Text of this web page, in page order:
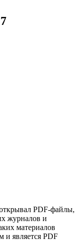
PDF-файлы,
журналов и
материалов
и является PDF